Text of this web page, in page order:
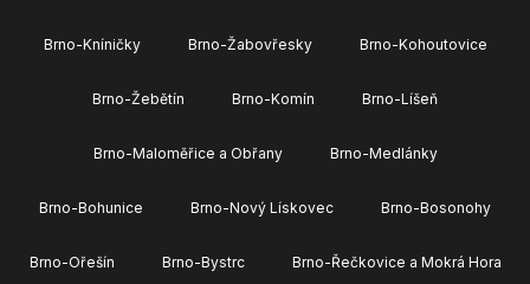
Brno-Kníničky Brno-Žabovřesky Brno-Kohoutovice
Brno-Žebětín Brno-Komín Brno-Líšeň
Brno-Maloměřice a Obřany Brno-Medlánky
Brno-Bohunice Brno-Nový Lískovec Brno-Bosonohy
Brno-Ořešín Brno-Bystrc Brno-Řečkovice a Mokrá Hora